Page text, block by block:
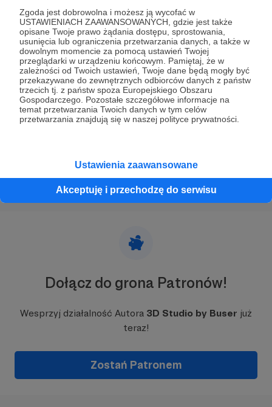
Zgoda jest dobrowolna i możesz ją wycofać w
USTAWIENIACH ZAAWANSOWANYCH, gdzie jest także
opisane Twoje prawo żądania dostępu, sprostowania,
usunięcia lub ograniczenia przetwarzania danych, a także w
dowolnym momencie za pomocą ustawień Twojej
przeglądarki w urządzeniu końcowym. Pamiętaj, że w
zależności od Twoich ustawień, Twoje dane będą mogły być
przekazywane do zewnętrznych odbiorców danych z państw
trzecich tj. z państw spoza Europejskiego Obszaru
Gospodarczego. Pozostałe szczegółowe informacje na
temat przetwarzania Twoich danych w tym celów
przetwarzania znajdują się w naszej polityce prywatności.
Ustawienia zaawansowane
Akceptuję i przechodzę do serwisu
18.09.2021 ● Brak komentarzy
Kolejne etapy waloryzacji
Waloryzacja projektu wciąć postępuje, obecnie do
poprawy został już tylko obszar Olszy!
ikarus ikarus 280 projekt kraków '97 +4
Dołącz do grona Patronów!
Wesprzyj działalność Autora 3D Studio by Buser już
teraz!
Zostań Patronem